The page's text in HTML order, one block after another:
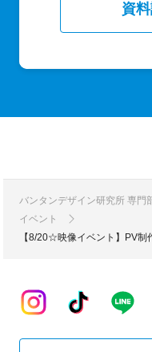
資
バンタンデザイン研究所 専門
イベント
【8/20☆映像イベント】PV